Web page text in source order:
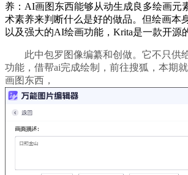
养：AI画图东西能够从动生成良多绘画元
术素养来判断什么是好的做品。但绘画本
以及强大的AI绘画功能，Krita是一款开源
此中包罗图像编纂和创做。它不只供
功能，借帮ai完成绘制，前往搜狐，本期
画图东西，